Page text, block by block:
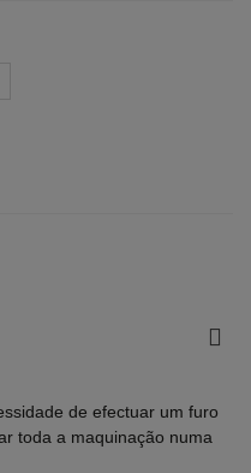
de efectuar um furo
toda a maquinação numa